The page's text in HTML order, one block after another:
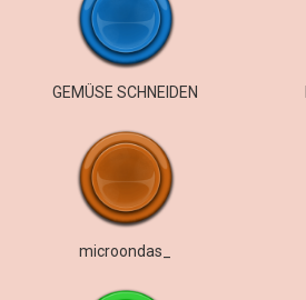
GEMÜSE SCHNEIDEN
microondas_